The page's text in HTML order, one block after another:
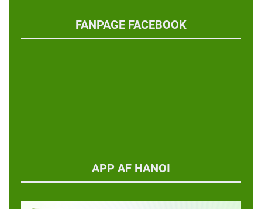
FANPAGE FACEBOOK
APP AF HANOI